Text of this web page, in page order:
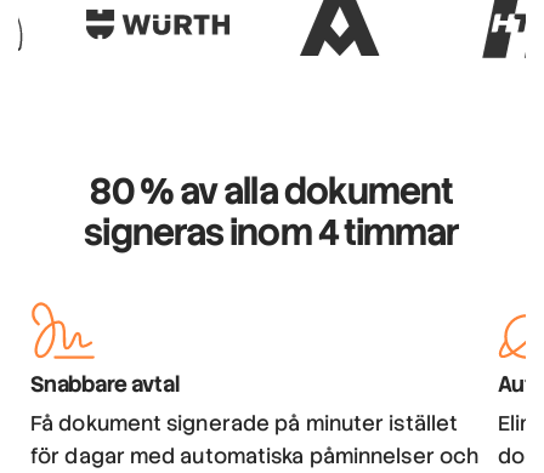
80 % av alla dokument
signeras inom 4 timmar
Snabbare avtal
Få dokument signerade på minuter istället
för dagar med automatiska påminnelser och